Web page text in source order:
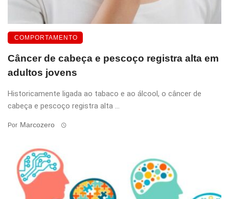
COMPORTAMENTO
Câncer de cabeça e pescoço registra alta em
adultos jovens
Historicamente ligada ao tabaco e ao álcool, o câncer de
cabeça e pescoço registra alta ...
Por Marcozero